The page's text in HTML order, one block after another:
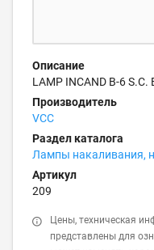
Описание
LAMP INCAND B-6 S.C.
Производитель
VCC
Раздел каталога
Лампы накаливания,
Артикул
209
Цены, техническая
представлены для